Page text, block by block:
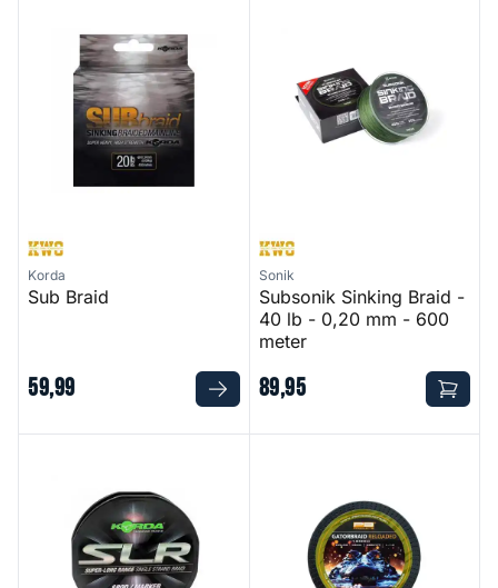
Korda
Sub Braid
59,99
Sonik
Subsonik Sinking Braid -
40 lb - 0,20 mm - 600
meter
89,95